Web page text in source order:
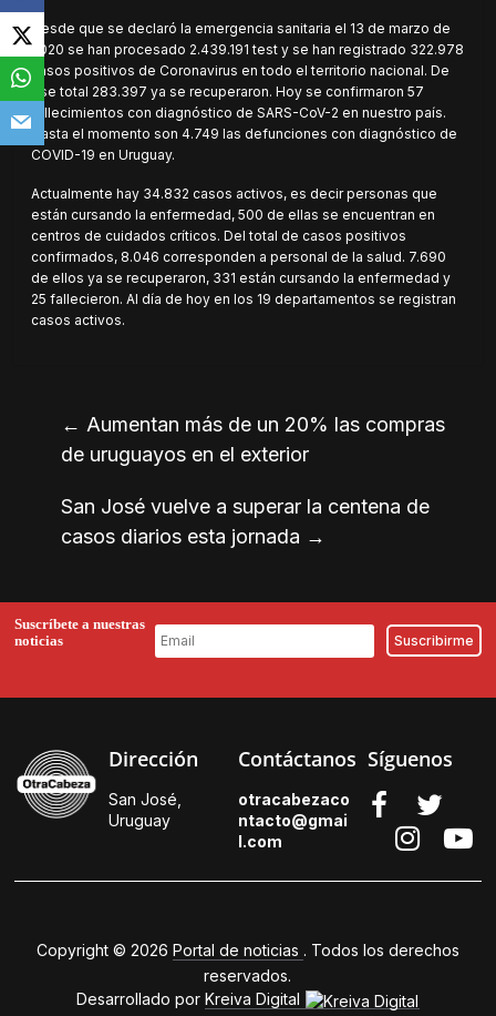
Desde que se declaró la emergencia sanitaria el 13 de marzo de
2020 se han procesado 2.439.191 test y se han registrado 322.978
casos positivos de Coronavirus en todo el territorio nacional. De
ese total 283.397 ya se recuperaron. Hoy se confirmaron 57
fallecimientos con diagnóstico de SARS-CoV-2 en nuestro país.
Hasta el momento son 4.749 las defunciones con diagnóstico de
COVID-19 en Uruguay.
Actualmente hay 34.832 casos activos, es decir personas que
están cursando la enfermedad, 500 de ellas se encuentran en
centros de cuidados críticos. Del total de casos positivos
confirmados, 8.046 corresponden a personal de la salud. 7.690
de ellos ya se recuperaron, 331 están cursando la enfermedad y
25 fallecieron. Al día de hoy en los 19 departamentos se registran
casos activos.
← Aumentan más de un 20% las compras
de uruguayos en el exterior
San José vuelve a superar la centena de
casos diarios esta jornada →
Suscríbete a nuestras
noticias
Dirección
San José,
Uruguay
Contáctanos
otracabezaco
ntacto@gmai
l.com
Síguenos
Copyright © 2026 Portal de noticias . Todos los derechos
reservados.
Desarrollado porKreiva Digital